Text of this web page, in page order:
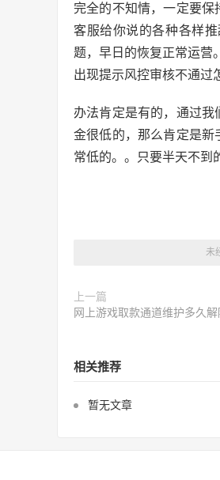
完全的不知情，一定要保
客服给你说的各种各样
题，早日的恢复正常运营。
出现提示风控审核不通过
办法肯定是有的，通过
金很低的，那么肯定是
常低的。。只要半天不到
未
上一篇
网上游戏取款通道维护多久
相关推荐
暂无文章